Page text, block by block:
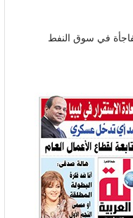
في سوق النفط